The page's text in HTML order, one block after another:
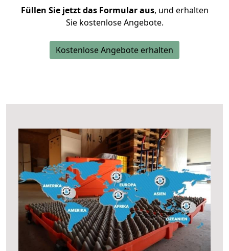
Füllen Sie jetzt das Formular aus, und erhalten
Sie kostenlose Angebote.
Kostenlose Angebote erhalten